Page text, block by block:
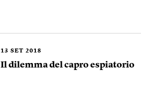
13 SET 2018
Il dilemma del capro espiatorio